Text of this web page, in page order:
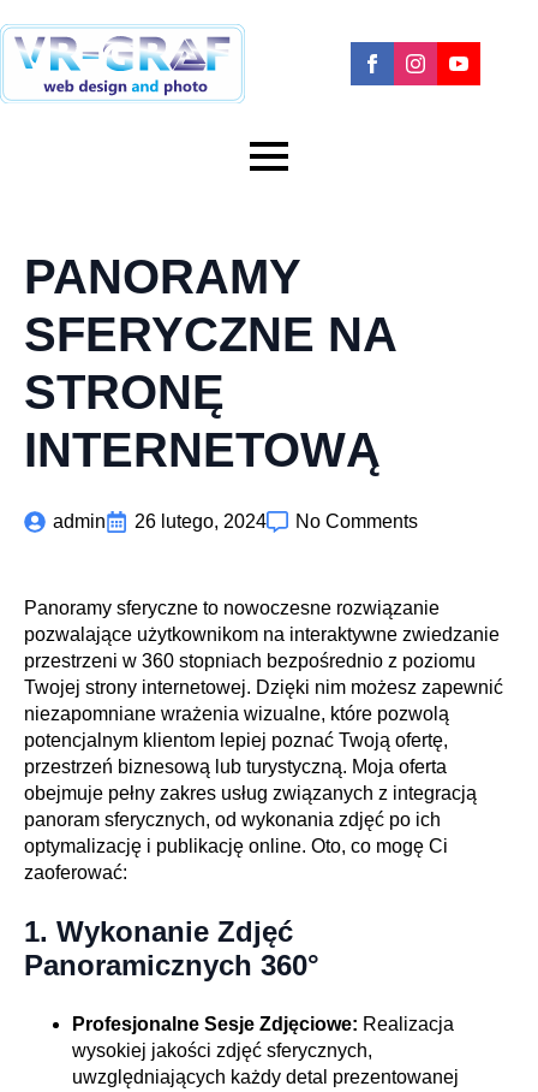
PANORAMY
SFERYCZNE NA
STRONĘ
INTERNETOWĄ
admin 26 lutego, 2024 No Comments
Panoramy sferyczne to nowoczesne rozwiązanie
pozwalające użytkownikom na interaktywne zwiedzanie
przestrzeni w 360 stopniach bezpośrednio z poziomu
Twojej strony internetowej. Dzięki nim możesz zapewnić
niezapomniane wrażenia wizualne, które pozwolą
potencjalnym klientom lepiej poznać Twoją ofertę,
przestrzeń biznesową lub turystyczną. Moja oferta
obejmuje pełny zakres usług związanych z integracją
panoram sferycznych, od wykonania zdjęć po ich
optymalizację i publikację online. Oto, co mogę Ci
zaoferować:
1. Wykonanie Zdjęć
Panoramicznych 360°
Profesjonalne Sesje Zdjęciowe: Realizacja
wysokiej jakości zdjęć sferycznych,
uwzględniających każdy detal prezentowanej